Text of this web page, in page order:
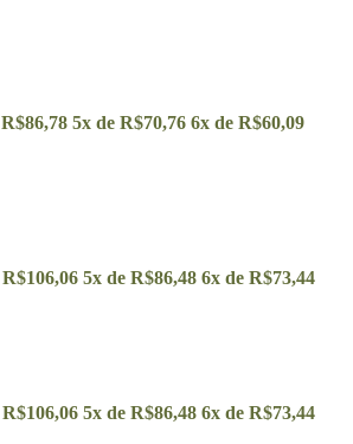
R$86,78 5x de R$70,76 6x de R$60,09
R$106,06 5x de R$86,48 6x de R$73,44
R$106,06 5x de R$86,48 6x de R$73,44